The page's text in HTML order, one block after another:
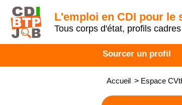
L'emploi en CDI pour le
Tous corps d'état, profils
Sourcer un profil
Accueil > Espace